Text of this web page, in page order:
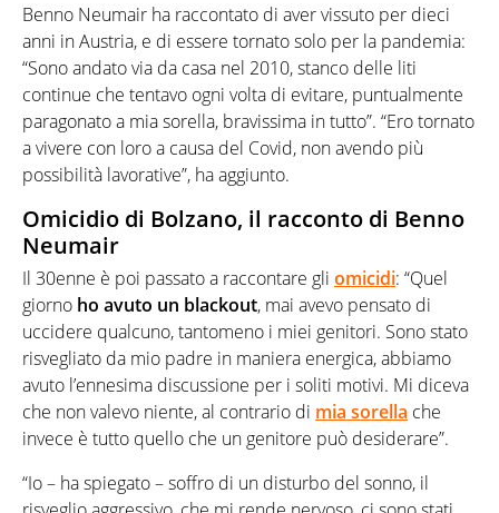
Benno Neumair ha raccontato di aver vissuto per dieci
anni in Austria, e di essere tornato solo per la pandemia:
“Sono andato via da casa nel 2010, stanco delle liti
continue che tentavo ogni volta di evitare, puntualmente
paragonato a mia sorella, bravissima in tutto”. “Ero tornato
a vivere con loro a causa del Covid, non avendo più
possibilità lavorative”, ha aggiunto.
Omicidio di Bolzano, il racconto di Benno
Neumair
Il 30enne è poi passato a raccontare gli omicidi: “Quel
giorno ho avuto un blackout, mai avevo pensato di
uccidere qualcuno, tantomeno i miei genitori. Sono stato
risvegliato da mio padre in maniera energica, abbiamo
avuto l’ennesima discussione per i soliti motivi. Mi diceva
che non valevo niente, al contrario di mia sorella che
invece è tutto quello che un genitore può desiderare”.
“Io – ha spiegato – soffro di un disturbo del sonno, il